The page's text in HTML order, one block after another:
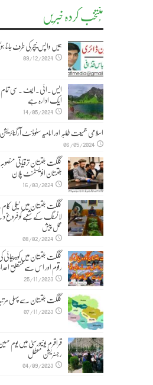
مُنتخب کردہ خبریں
ہمیں واپس نیچر کی طرف
09/12/2024
ایس۔ائی۔ایف ۔سی تمام
ایک ادارہ ہے
14/05/2024
اسلامی جمیعت طلبہ اور امامیہ سٹوڈنٹ آرگنائزیشن
06/05/2024
بلتستان انویسٹمنٹ پلان
16/03/2024
لانسنگ کے شعبے کو
عمل پیش
08/02/2024
گلگت بلتستان میں کوہ
رقوم اور اس سے متعلق
25/11/2023
گلگت بلتستان سے پہلی
07/11/2023
رجسٹریشن معطل
04/09/2023